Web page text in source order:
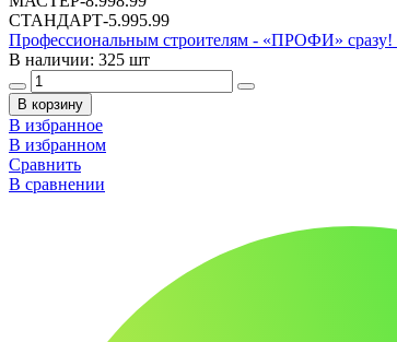
СТАНДАРТ-5.995.99
Профессиональным строителям - «ПРОФИ» сразу!
В наличии: 325 шт
В корзину
В избранное
В избранном
Сравнить
В сравнении